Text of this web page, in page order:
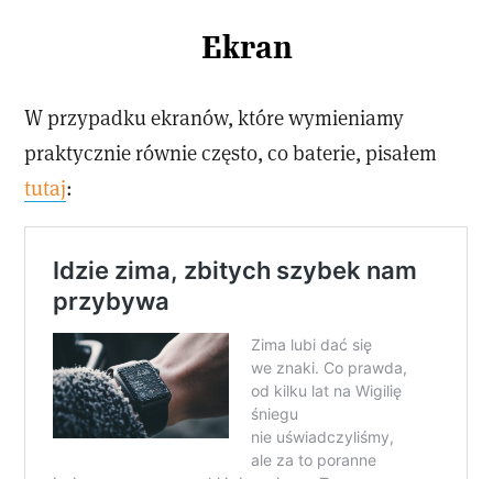
Ekran
W przypadku ekranów, które wymieniamy
praktycznie równie często, co baterie, pisałem
tutaj: